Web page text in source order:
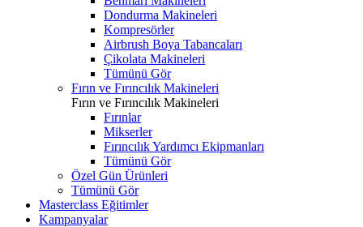
Dondurma Makineleri
Kompresörler
Airbrush Boya Tabancaları
Çikolata Makineleri
Tümünü Gör
Fırın ve Fırıncılık Makineleri
Fırın ve Fırıncılık Makineleri
Fırınlar
Mikserler
Fırıncılık Yardımcı Ekipmanları
Tümünü Gör
Özel Gün Ürünleri
Tümünü Gör
Masterclass Eğitimler
Kampanyalar